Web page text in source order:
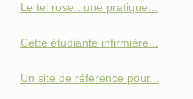
Le tel rose : une pratique...
Cette étudiante infirmière...
Un site de référence pour...